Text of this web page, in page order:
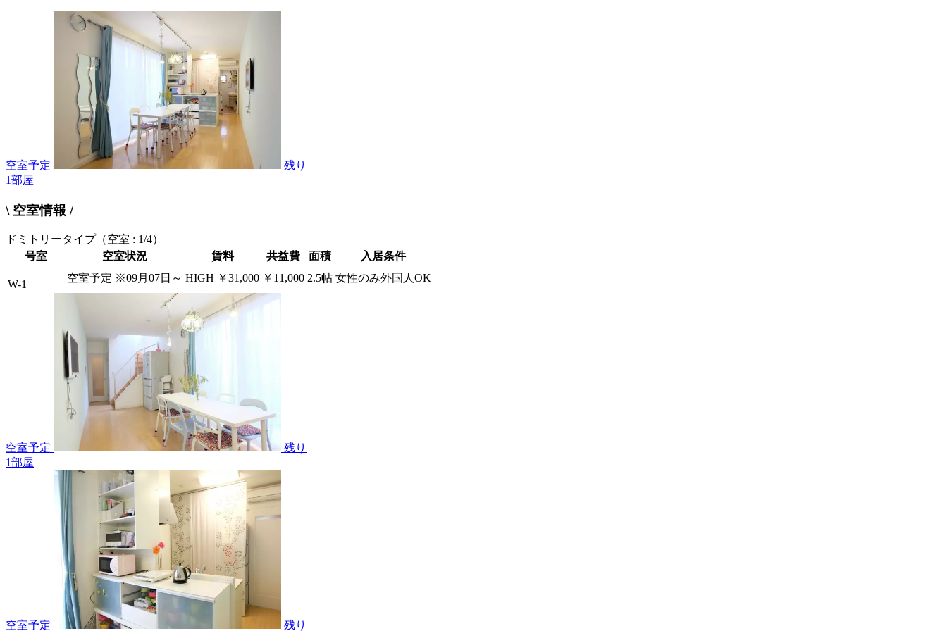
空室予定
残り
1部屋
\ 空室情報 /
ドミトリータイプ（空室 : 1/4）
号室
空室状況 賃料 共益費 面積 入居条件
W-1
空室予定 ※09月07日～ HIGH ￥31,000 ￥11,000 2.5帖 女性のみ外国人OK
空室予定
残り
1部屋
空室予定 残り